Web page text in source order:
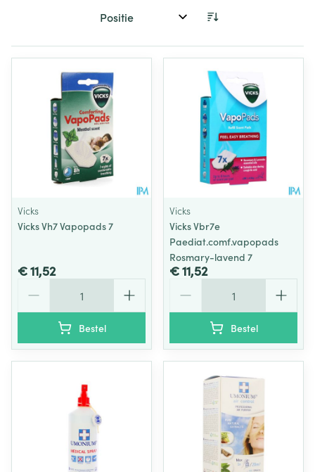
Sorteer op:
Vicks
Vicks Vh7 Vapopads 7
€ 11,52
Bestel
Vicks
Vicks Vbr7e
Paediat.comf.vapopads
Rosmary-lavend 7
€ 11,52
Bestel